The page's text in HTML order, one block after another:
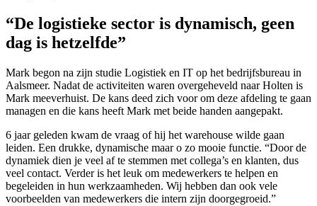
“De logistieke sector is dynamisch, geen
dag is hetzelfde”
Mark begon na zijn studie Logistiek en IT op het bedrijfsbureau in
Aalsmeer. Nadat de activiteiten waren overgeheveld naar Holten is
Mark meeverhuist. De kans deed zich voor om deze afdeling te gaan
managen en die kans heeft Mark met beide handen aangepakt.
6 jaar geleden kwam de vraag of hij het warehouse wilde gaan
leiden. Een drukke, dynamische maar o zo mooie functie. “Door de
dynamiek dien je veel af te stemmen met collega’s en klanten, dus
veel contact. Verder is het leuk om medewerkers te helpen en
begeleiden in hun werkzaamheden. Wij hebben dan ook vele
voorbeelden van medewerkers die intern zijn doorgegroeid.”